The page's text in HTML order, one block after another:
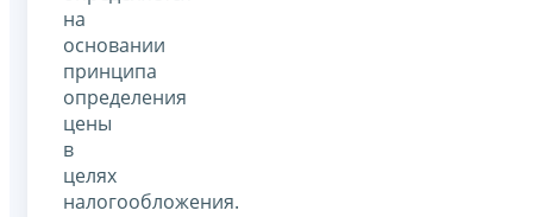
на
основании
принципа
определения
цены
в
целях
налогообложения.